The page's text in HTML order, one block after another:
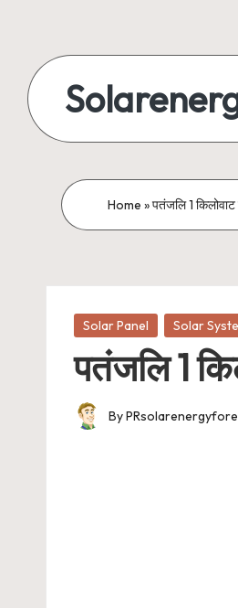
content
बिजली
Home »पतंजलि 1
Posted
Solar Panel Solar
पतंजलि 1
Posted
By